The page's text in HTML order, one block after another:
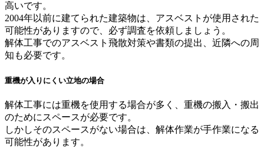
高いです。
2004年以前に建てられた建築物は、アスベストが使用された
可能性がありますので、必ず調査を依頼しましょう。
解体工事でのアスベスト飛散対策や書類の提出、近隣への周
知も必要です。
重機が入りにくい立地の場合
解体工事には重機を使用する場合が多く、重機の搬入・搬出
のためにスペースが必要です。
しかしそのスペースがない場合は、解体作業が手作業になる
可能性があります。